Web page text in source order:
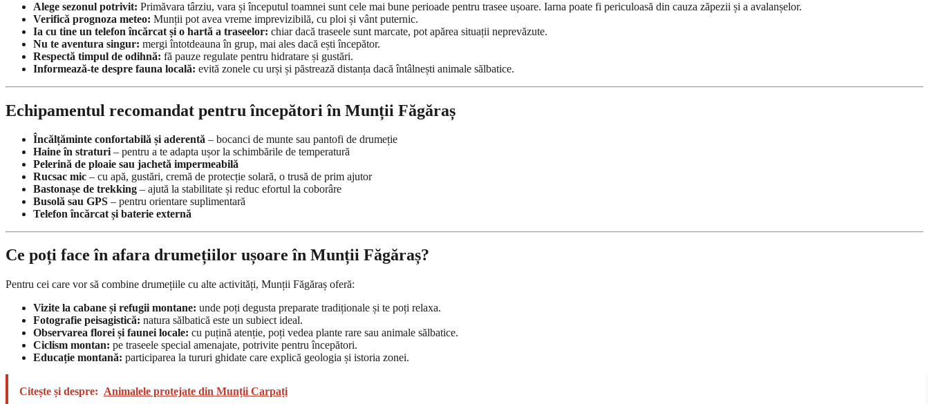
Alege sezonul potrivit: Primăvara târziu, vara și începutul toamnei sunt cele mai bune perioade pentru trasee ușoare. Iarna poate fi periculoasă din cauza zăpezii și a avalanșelor.
Verifică prognoza meteo: Munții pot avea vreme imprevizibilă, cu ploi și vânt puternic.
Ia cu tine un telefon încărcat și o hartă a traseelor: chiar dacă traseele sunt marcate, pot apărea situații neprevăzute.
Nu te aventura singur: mergi întotdeauna în grup, mai ales dacă ești începător.
Respectă timpul de odihnă: fă pauze regulate pentru hidratare și gustări.
Informează-te despre fauna locală: evită zonele cu urși și păstrează distanța dacă întâlnești animale sălbatice.
Echipamentul recomandat pentru începători în Munții Făgăraș
Încălțăminte confortabilă și aderentă – bocanci de munte sau pantofi de drumeție
Haine în straturi – pentru a te adapta ușor la schimbările de temperatură
Pelerină de ploaie sau jachetă impermeabilă
Rucsac mic – cu apă, gustări, cremă de protecție solară, o trusă de prim ajutor
Bastonașe de trekking – ajută la stabilitate și reduc efortul la coborâre
Busolă sau GPS – pentru orientare suplimentară
Telefon încărcat și baterie externă
Ce poți face în afara drumețiilor ușoare în Munții Făgăraș?
Pentru cei care vor să combine drumețiile cu alte activități, Munții Făgăraș oferă:
Vizite la cabane și refugii montane: unde poți degusta preparate tradiționale și te poți relaxa.
Fotografie peisagistică: natura sălbatică este un subiect ideal.
Observarea florei și faunei locale: cu puțină atenție, poți vedea plante rare sau animale sălbatice.
Ciclism montan: pe traseele special amenajate, potrivite pentru începători.
Educație montană: participarea la tururi ghidate care explică geologia și istoria zonei.
Citește și despre: Animalele protejate din Munții Carpați